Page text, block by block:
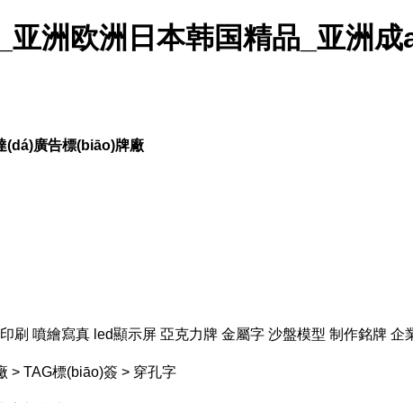
亚洲欧洲日本韩国精品_亚洲
(dá)廣告標(biāo)牌廠
刷 噴繪寫真 led顯示屏 亞克力牌 金屬字 沙盤模型 制作銘牌 企
> TAG標(biāo)簽 > 穿孔字